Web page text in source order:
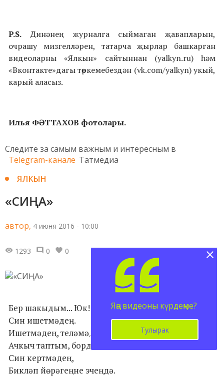
P.S. Динәнең журналга сыймаган җавапларын,
очрашу мизгелләрен, татарча җырлар башкарган
видеоларны «Ялкын» сайтыннан (yalkyn.ru) һәм
«Вконтакте»дагы төркемебездән (vk.com/yalkyn) укый,
карый аласыз.
Илья ФӘТТАХОВ фотолары.
Следите за самым важным и интересным в
Telegram-канале Татмедиа
ЯЛКЫН
«СИҢА»
автор, 4 июня 2016 - 10:00
1293 0 0
Бер шакыдым... Юк!
Син ишетмәдең.
Ишетмәдең, теләмәдең дә.
Ачкыч таптым, бордым
Син кертмәдең,
Бикләп йөрәгеңне эчеңдә.
Яңа видеоны күрдеңме?
Тулырак